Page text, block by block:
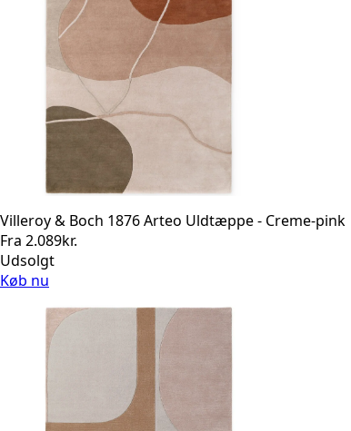
Villeroy & Boch 1876 Arteo Uldtæppe - Creme-pink
Fra 2.089kr.
Udsolgt
Køb nu